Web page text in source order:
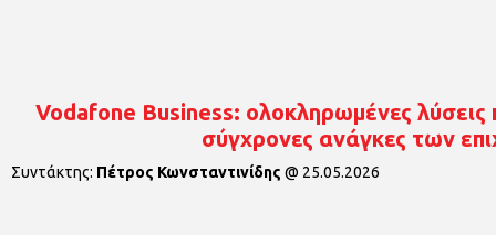
Vodafone Business: oλοκληρωμένες λύσεις
σύγχρονες ανάγκες των
Συντάκτης: Πέτρος Κωνσταντινίδης @ 25.05.2026